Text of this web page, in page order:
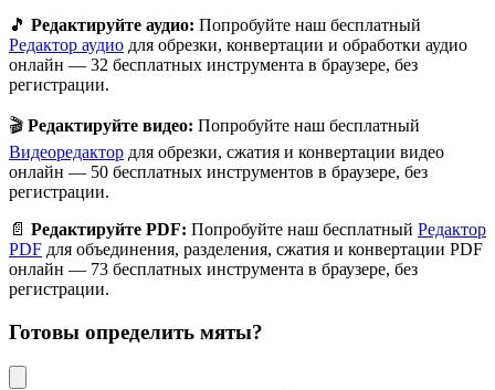
🎵 Редактируйте аудио: Попробуйте наш бесплатный
Редактор аудио для обрезки, конвертации и обработки аудио
онлайн — 32 бесплатных инструмента в браузере, без
регистрации.
🎬 Редактируйте видео: Попробуйте наш бесплатный
Видеоредактор для обрезки, сжатия и конвертации видео
онлайн — 50 бесплатных инструментов в браузере, без
регистрации.
📄 Редактируйте PDF: Попробуйте наш бесплатный Редактор
PDF для объединения, разделения, сжатия и конвертации PDF
онлайн — 73 бесплатных инструмента в браузере, без
регистрации.
Готовы определить мяты?